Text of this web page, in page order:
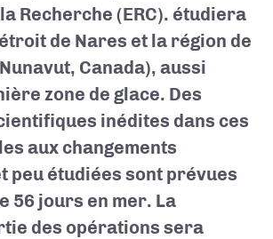
Recherche (ERC). étudiera
de Nares et la région de
Canada), aussi
zone de glace. Des
inédites dans ces
aux changements
peu étudiées sont prévues
56 jours en mer. La
des opérations sera